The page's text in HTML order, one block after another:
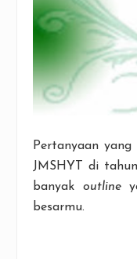
Pertanyaan
JMSHYT di
banyak outline
besarmu.